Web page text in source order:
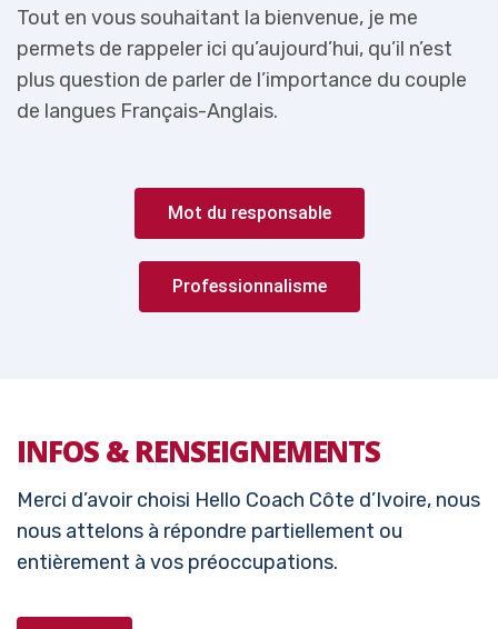
Tout en vous souhaitant la bienvenue, je me
permets de rappeler ici qu’aujourd’hui, qu’il n’est
plus question de parler de l’importance du couple
de langues Français-Anglais.
Mot du responsable
Professionnalisme
INFOS & RENSEIGNEMENTS
Merci d’avoir choisi Hello Coach Côte d’Ivoire, nous
nous attelons à répondre partiellement ou
entièrement à vos préoccupations.